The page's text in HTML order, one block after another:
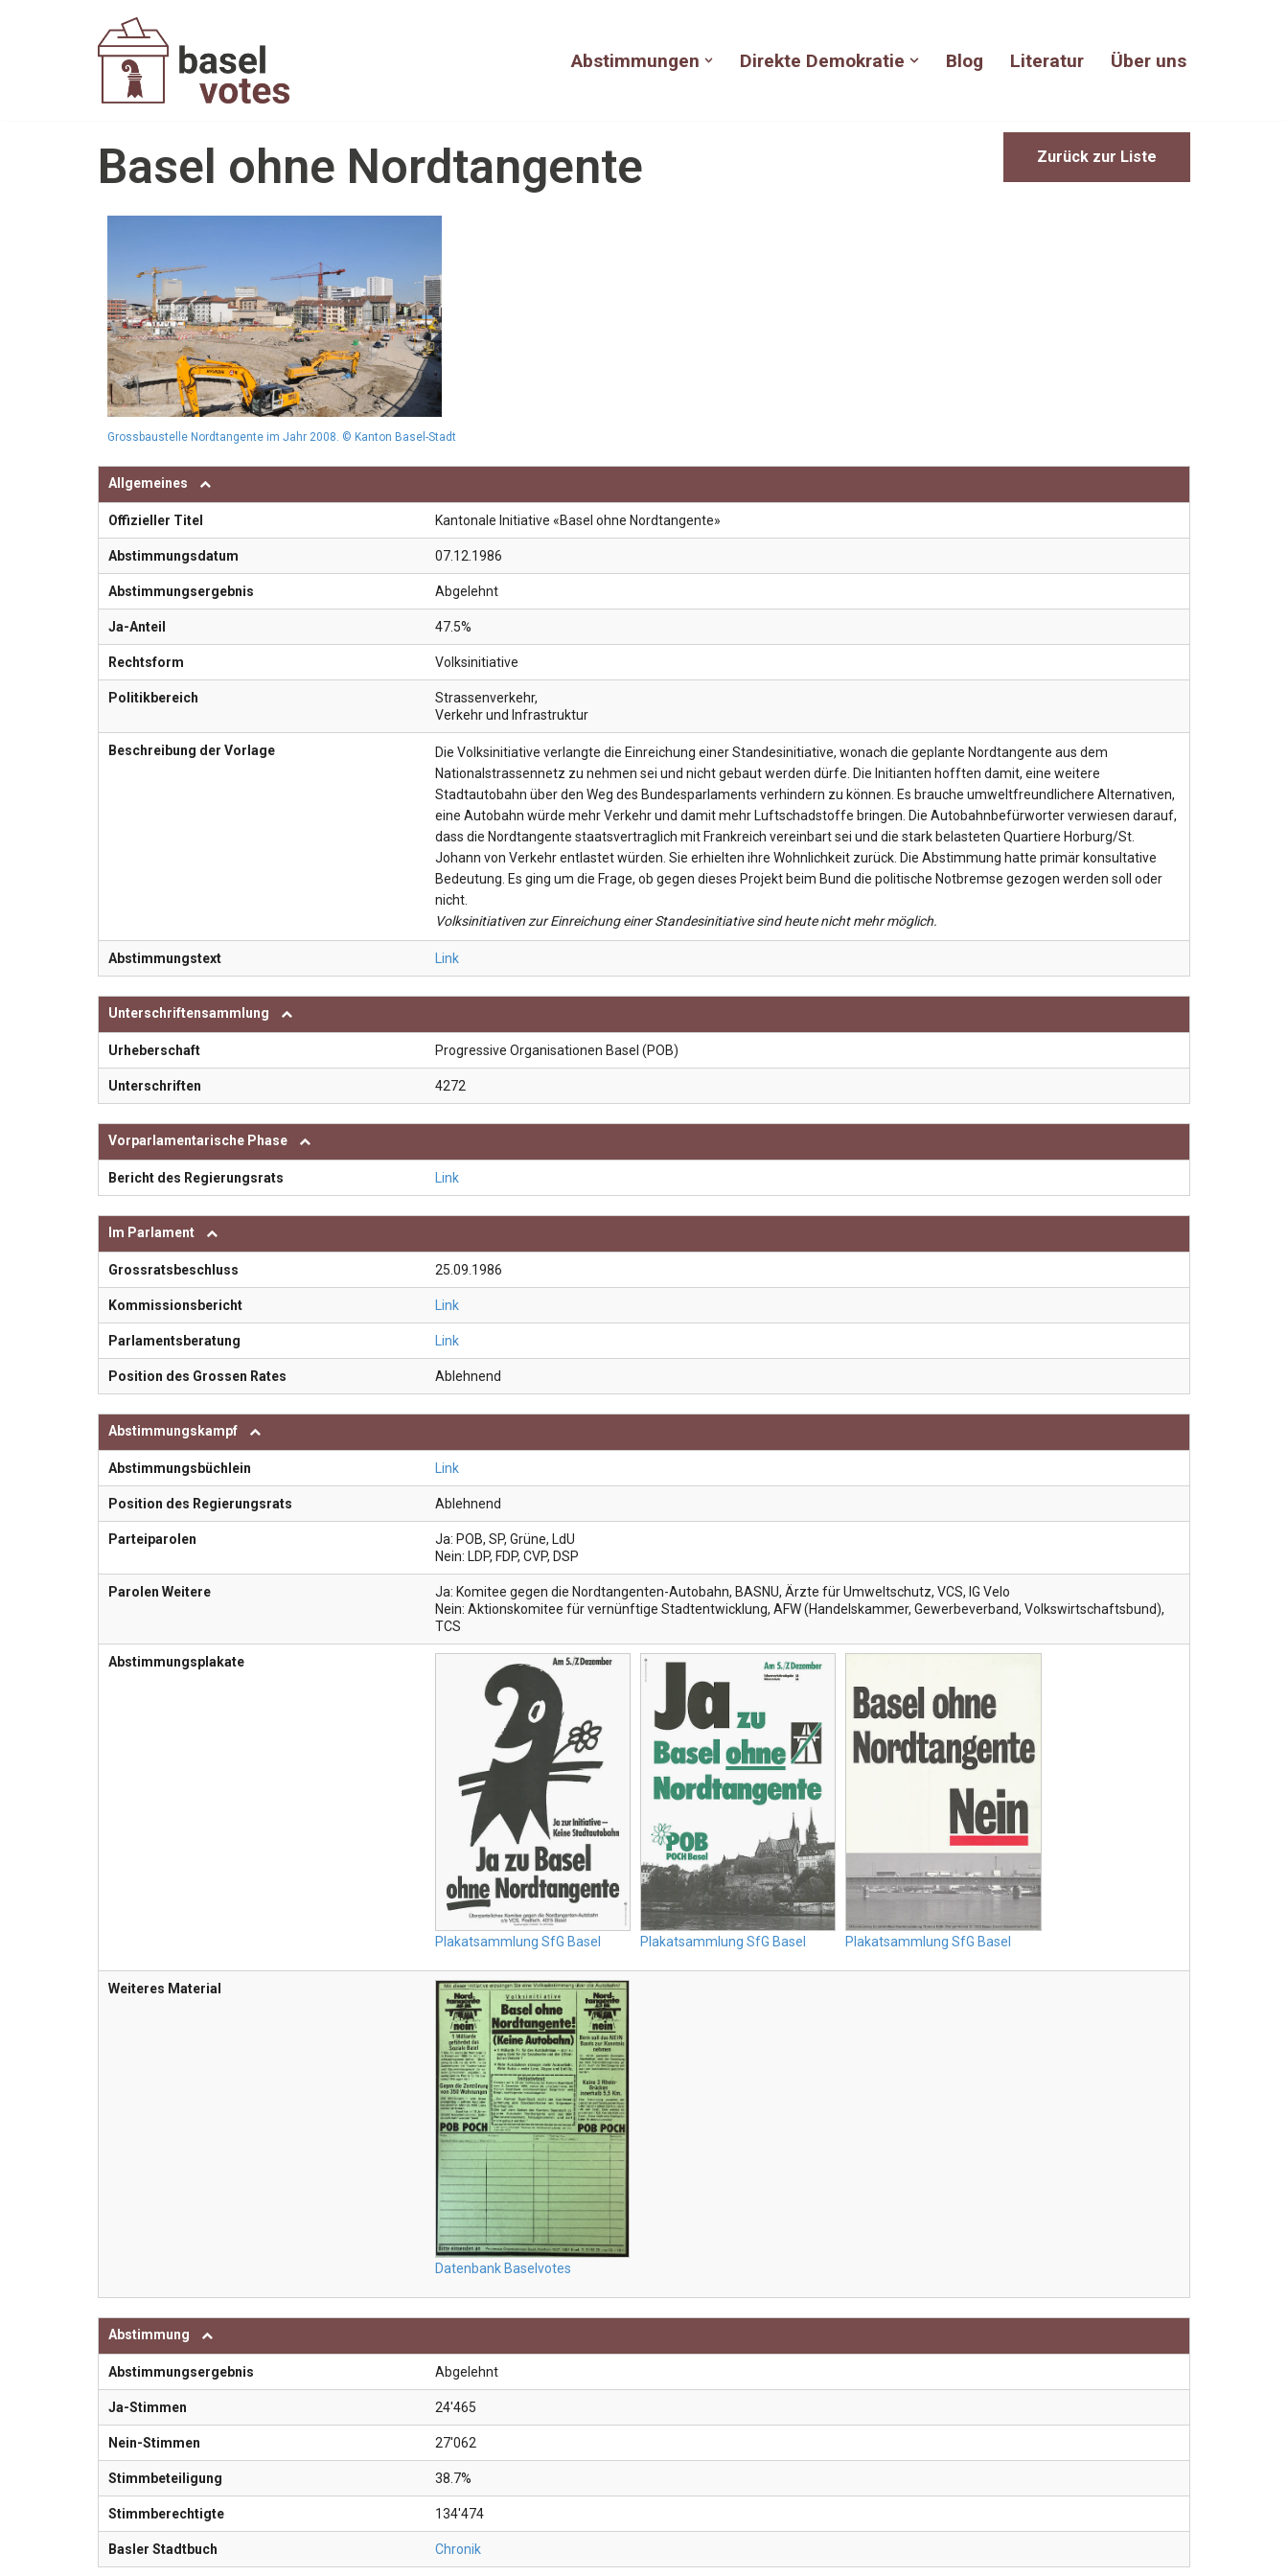
Abstimmungen Direkte Demokratie Blog Literatur Über uns
Zurück zur Liste
Basel ohne Nordtangente
Grossbaustelle Nordtangente im Jahr 2008. © Kanton Basel-Stadt
Allgemeines
Offizieller Titel Kantonale Initiative «Basel ohne Nordtangente»
Abstimmungsdatum 07.12.1986
Abstimmungsergebnis Abgelehnt
Ja-Anteil 47.5%
Rechtsform Volksinitiative
Politikbereich Strassenverkehr,
Verkehr und Infrastruktur
Beschreibung der Vorlage
Die Volksinitiative verlangte die Einreichung einer Standesinitiative, wonach die geplante Nordtangente aus dem
Nationalstrassennetz zu nehmen sei und nicht gebaut werden dürfe. Die Initianten hofften damit, eine weitere
Stadtautobahn über den Weg des Bundesparlaments verhindern zu können. Es brauche umweltfreundlichere Alternativen,
eine Autobahn würde mehr Verkehr und damit mehr Luftschadstoffe bringen. Die Autobahnbefürworter verwiesen darauf,
dass die Nordtangente staatsvertraglich mit Frankreich vereinbart sei und die stark belasteten Quartiere Horburg/St.
Johann von Verkehr entlastet würden. Sie erhielten ihre Wohnlichkeit zurück. Die Abstimmung hatte primär konsultative
Bedeutung. Es ging um die Frage, ob gegen dieses Projekt beim Bund die politische Notbremse gezogen werden soll oder
nicht.
Volksinitiativen zur Einreichung einer Standesinitiative sind heute nicht mehr möglich.
Abstimmungstext Link
Unterschriftensammlung
Urheberschaft Progressive Organisationen Basel (POB)
Unterschriften 4272
Vorparlamentarische Phase
Bericht des Regierungsrats Link
Im Parlament
Grossratsbeschluss 25.09.1986
Kommissionsbericht Link
Parlamentsberatung Link
Position des Grossen Rates Ablehnend
Abstimmungskampf
Abstimmungsbüchlein Link
Position des Regierungsrats Ablehnend
Parteiparolen
Ja: POB, SP, Grüne, LdU
Nein: LDP, FDP, CVP, DSP
Parolen Weitere
Ja: Komitee gegen die Nordtangenten-Autobahn, BASNU, Ärzte für Umweltschutz, VCS, IG Velo
Nein: Aktionskomitee für vernünftige Stadtentwicklung, AFW (Handelskammer, Gewerbeverband, Volkswirtschaftsbund),
TCS
Abstimmungsplakate
Plakatsammlung SfG Basel Plakatsammlung SfG Basel Plakatsammlung SfG Basel
Weiteres Material
Datenbank Baselvotes
Abstimmung
Abstimmungsergebnis Abgelehnt
Ja-Stimmen 24'465
Nein-Stimmen 27'062
Stimmbeteiligung 38.7%
Stimmberechtigte 134'474
Basler Stadtbuch Chronik